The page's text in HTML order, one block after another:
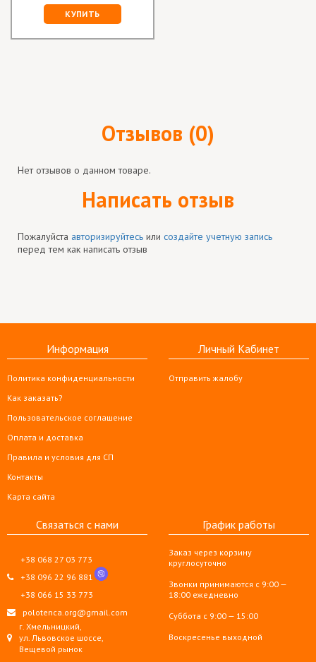
КУПИТЬ
Отзывов (0)
Нет отзывов о данном товаре.
Написать отзыв
Пожалуйста авторизируйтесь или создайте учетную запись
перед тем как написать отзыв
Информация
Политика конфиденциальности
Как заказать?
Пользовательское соглашение
Оплата и доставка
Правила и условия для СП
Контакты
Карта сайта
Личный Кабинет
Отправить жалобу
Связаться с нами
+38 068 27 03 773
+38 096 22 96 881
+38 066 15 33 773
polotenca.org@gmail.com
г. Хмельницкий,
ул. Львовское шоссе,
Вещевой рынок
График работы
Заказ через корзину
круглосуточно
Звонки принимаются с 9:00 —
18:00 ежедневно
Суббота с 9:00 — 15:00
Воскресенье выходной